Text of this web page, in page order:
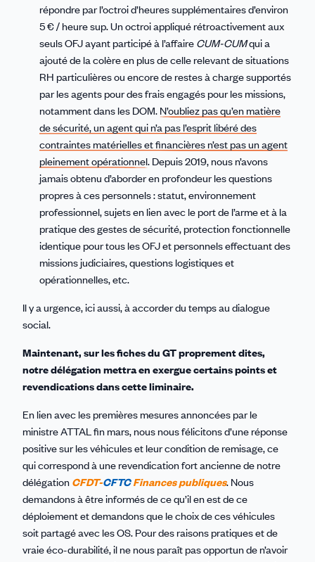
répondre par l’octroi d’heures supplémentaires d’environ
5 € / heure sup. Un octroi appliqué rétroactivement aux
seuls OFJ ayant participé à l’affaire CUM-CUMqui a
ajouté de la colère en plus de celle relevant de situations
RH particulières ou encore de restes à charge supportés
par les agents pour des frais engagés pour les missions,
notamment dans les DOM. N’oubliez pas qu’en matière
de sécurité, un agent qui n’a pas l’esprit libéré des
contraintes matérielles et financières n’est pas un agent
pleinement opérationnel. Depuis 2019, nous n’avons
jamais obtenu d’aborder en profondeur les questions
propres à ces personnels : statut, environnement
professionnel, sujets en lien avec le port de l’arme et à la
pratique des gestes de sécurité, protection fonctionnelle
identique pour tous les OFJ et personnels effectuant des
missions judiciaires, questions logistiques et
opérationnelles, etc.
Il y a urgence, ici aussi, à accorder du temps au dialogue
social.
Maintenant, sur les fiches du GT proprement dites,
notre délégation mettra en exergue certains points et
revendications dans cette liminaire.
En lien avec les premières mesures annoncées par le
ministre ATTAL fin mars, nous nous félicitons d’une réponse
positive sur les véhicules et leur condition de remisage, ce
qui correspond à une revendication fort ancienne de notre
délégation CFDT-CFTCFinances publiques. Nous
demandons à êtreinformés de ce qu’il en est de ce
déploiement et demandons que le choix de ces véhicules
soit partagé avec les OS. Pour des raisons pratiques et de
vraie éco-durabilité, il ne nous paraît pas opportun de n’avoir